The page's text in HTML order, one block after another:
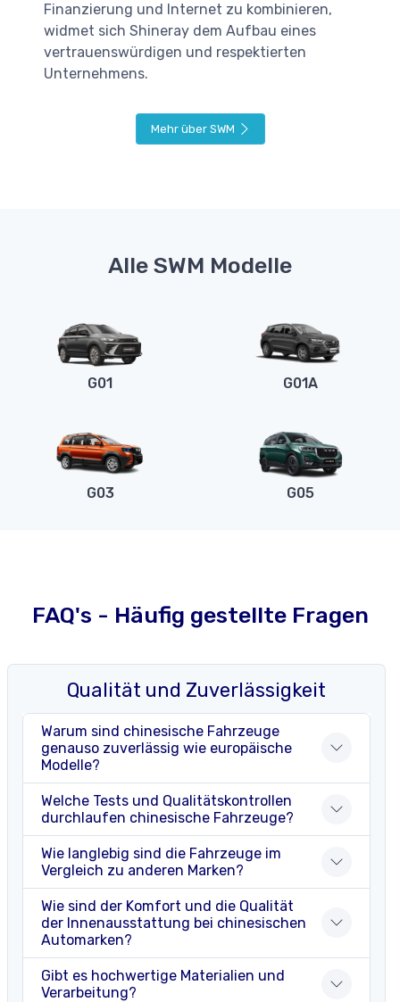
Finanzierung und Internet zu kombinieren,
widmet sich Shineray dem Aufbau eines
vertrauenswürdigen und respektierten
Unternehmens.
Mehr über SWM
Alle SWM Modelle
G01 G01A
G03 G05
FAQ's - Häufig gestellte Fragen
Qualität und Zuverlässigkeit
Warum sind chinesische Fahrzeuge
genauso zuverlässig wie europäische
Modelle?
Welche Tests und Qualitätskontrollen
durchlaufen chinesische Fahrzeuge?
Wie langlebig sind die Fahrzeuge im
Vergleich zu anderen Marken?
Wie sind der Komfort und die Qualität
der Innenausstattung bei chinesischen
Automarken?
Gibt es hochwertige Materialien und
Verarbeitung?